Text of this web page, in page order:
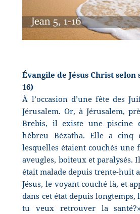
Évangile de Jésus Christ selon
16)
À l’occasion d’une fête des
Jérusalem. Or, à Jérusalem,
Brebis, il existe une piscine
hébreu Bézatha. Elle a cinq
lesquelles étaient couchés une
aveugles, boiteux et paralysés.
était malade depuis trente-huit
Jésus, le voyant couché là, et
dans cet état depuis longtemps,
tu veux retrouver la